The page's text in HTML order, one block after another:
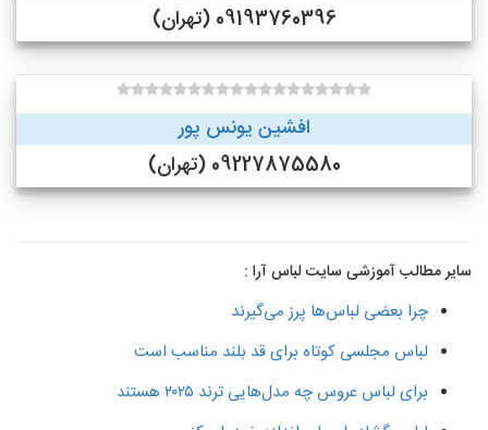
09193760396 (تهران)
افشین یونس پور
09227875580 (تهران)
سایر مطالب آموزشی سایت لباس آرا :
چرا بعضی لباس‌ها پرز می‌گیرند
لباس مجلسی کوتاه برای قد بلند مناسب است
برای لباس عروس چه مدل‌هایی ترند ۲۰۲۵ هستند